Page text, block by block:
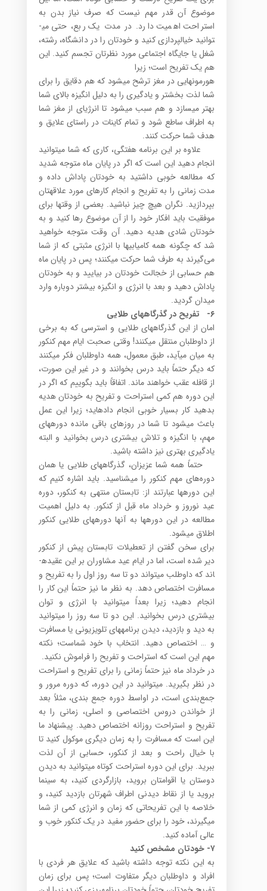
موضوع آن قدر مهم نیست که صرف نیاز بدن به
استراحت اهمیت دارد. در مدت یک ربع، حتی می­
توانید خیال­پردازی کنید و خودتان را در دانشگاه، رشته،
شغل یا جایگاه اجتماعی مورد نظرتان تجسم کنید. این
هم یک تفریح است؛ زیرا
هورمون­هایی در مغز ترشح می­شود که هم دقایق را برای
شما لذت بخش­تر و یادگیری را به دلیل انگیزه بالای شما
بهتر می­سازد و هم سبب می­شود تا انرژی­ای از مغز شما
به اطراف ساطع شود و تمام کاینات در راستای علایق و
هدف شما حرکت کنند.
علاوه بر این برنامه هفتگی، کاری که شما می­توانید
انجام دهید این است که اگر در پایان ماه متوجه شدید
که مطالعه خوبی داشتید به خودتان پاداش داده و
مدت زمانی را به تفریح و انجام کارهای مورد علاقه­تان
بپردازید. نگران هیچ چیز نباشید. بعضی از وقت­ها برای
موفقیت باید افکار خود را از آن موضوع رها کنید و به
خودتان شادی هدیه دهید. آن وقت متوجه خواهید
شد که چگونه همه کامیابی­ها با انرژی مثبتی که از شما
می‌گیرند به طرف شما حرکت می­کنند؛ پس در پایان ماه
هم حسابی از خجالت خودتان در بیایید و به خودتان
پاداش دهید و بعد با انرژی و انگیزه بیشتر دوباره وارد
میدان گردید.
۶-
تفریح در گذرگاه­های طلایی
امان از این گذرگاه­های طلایی و استرسی که به برخی
از داوطلبان منتقل می­کنند! وقتی صحبت ایام مهم کنکور
به میان می­آید، طبق معمول، همه داوطلبان فکر می­کنند
که دیگر حتماً باید درس بخوانند و در غیر این صورت،
از قافله عقب خواهند ماند. اتفاقاً باید بگوییم که اگر در
این دوره هم کمی استراحت و تفریح به خودتان هدیه
بدهید کار بسیار خوبی انجام داده­اید؛ زیرا این عمل
باعث می­شود تا شما در روزهای باقی مانده دوره­های
مهم، با انگیزه و تلاش بیشتری درس بخوانید و البته
یادگیری بهتری نیز داشته باشید.
حتماً همه شما عزیزان، گذرگاه­های طلایی یا همان
دوره‌های مهم کنکور را می­شناسید. باید اشاره کنیم که
این دوره­ها عبارتند از: تابستان منتهی به کنکور، دوره
عید نوروز و خرداد ماه قبل از کنکور. به دلیل اهمیت
مطالعه در این دوره­ها به آنها دوره­های طلایی کنکور
اطلاق می­شود.
برای سخن گفتن از تعطیلات تابستان پیش از کنکور
دیر شده است، اما در ایام عید مشاوران بر این عقیده­
اند که داوطلب می­تواند دو تا سه روز اول را به تفریح و
مسافرت اختصاص دهد. به نظر ما نیز حتماً این کار را
انجام دهید؛ زیرا بعداً می­توانید با انرژی و توان
بیشتری درس بخوانید. این دو تا سه روز را می­توانید
به دید و بازدید، دیدن برنامه­های تلویزیونی یا مسافرت
و … اختصاص دهید. انتخاب با خود شماست؛ نکته
مهم این است که استراحت و تفریح را فراموش نکنید.
در خرداد ماه نیز حتماً زمانی را برای تفریح و استراحت
در نظر بگیرید. می­توانید در این دوره، که دوره مرور و
جمع‌بندی است، در اواسط دوره جمع بندی، مثلاً بعد
از خواندن دروس اختصاصی و اصلی، زمانی را به
تفریح و استراحت روزانه اختصاص دهید. پیشنهاد ما
این است که مسافرت را به زمان دیگری موکول کنید تا
با خیال راحت و بعد از کنکور، حسابی از آن لذت
ببرید. برای این دوره استراحت کوتاه می­توانید به دیدن
دوستان یا اقوامتان بروید، بازارگردی کنید، به سینما
بروید یا از نقاط دیدنی اطراف شهرتان بازدید کنید، و
خلاصه با این تفریحاتی که زمان و انرژی کمی از شما
می­گیرند، خود را برای حضور مفید در یک کنکور خوب و
عالی آماده کنید.
۷- خودتان مشخص کنید
به این نکته توجه داشته باشید که علایق هر فردی با
افراد و داوطلبان دیگر متفاوت است؛ پس برای زمان